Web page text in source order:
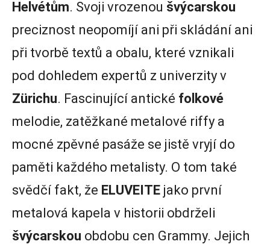
Helvétům. Svoji vrozenou švýcarskou
preciznost neopomíjí ani při skládání ani
při tvorbě textů a obalu, které vznikali
pod dohledem expertů z univerzity v
Zürichu. Fascinující antické folkové
melodie, zatěžkané metalové riffy a
mocné zpěvné pasáže se jistě vryjí do
paměti každého metalisty. O tom také
svědčí fakt, že ELUVEITE jako první
metalová kapela v historii obdrželi
švýcarskou obdobu cen Grammy. Jejich